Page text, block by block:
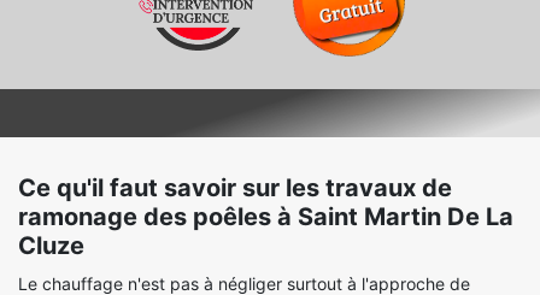
Ce qu'il faut savoir sur les travaux de
ramonage des poêles à Saint Martin De La
Cluze
Le chauffage n'est pas à négliger surtout à l'approche de